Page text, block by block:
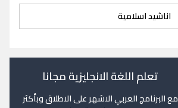
اناشيد اسلامية
تعلم اللغة الانجليزية مجانا
مع البرنامج العربي الاشهر على الاطلاق وبأكثر